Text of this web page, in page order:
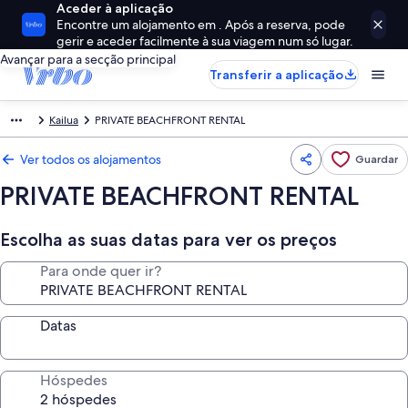
Aceder à aplicação
Encontre um alojamento em . Após a reserva, pode
gerir e aceder facilmente à sua viagem num só lugar.
Avançar para a secção principal
Transferir a aplicação
Kailua PRIVATE BEACHFRONT RENTAL
Ver todos os alojamentos Guardar
PRIVATE BEACHFRONT RENTAL
Escolha as suas datas para ver os preços
Para onde quer ir?
Datas
Hóspedes